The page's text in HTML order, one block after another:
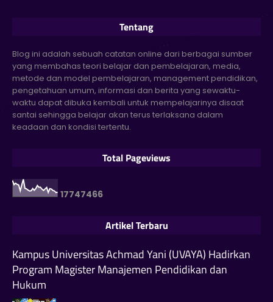
Tentang
Blog ini adalah sebuah catatan online dari berbagai sumber
yang membahas teori belajar dan pembelajaran, media,
metode dan model pembelajaran, management pendidikan,
pengetahuan umum, informasi dan berita yang sewaktu-
waktu dapat dibuka kembali untuk mempelajarinya disaat
santai sehingga belajar akan terus terlaksana dalam
keadaan dan kondisi tertentu.
Total Pageviews
17747466
Artikel Terbaru
Kampus Universitas Achmad Yani (UVAYA) Hadirkan
Program Magister Manajemen Pendidikan dan
Hukum